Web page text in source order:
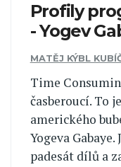
Profily
- Yogev
MATĚJ KÝBL
Time
časberoucí. To
amerického
Yogeva
padesát dílů a